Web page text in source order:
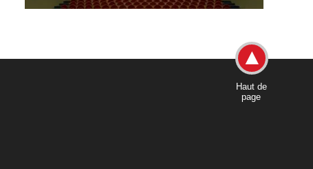
Haut de
page